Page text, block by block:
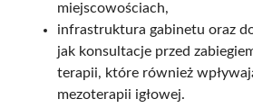
miejscowościach,
infrastruktura gabinetu oraz
jak konsultacje przed
terapii, które również
mezoterapii igłowej.